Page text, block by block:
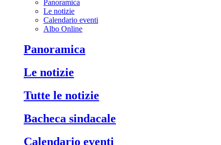
Panoramica
Le notizie
Calendario eventi
Albo Online
panoramica
le notizie
tutte le notizie
bacheca sindacale
calendario eventi